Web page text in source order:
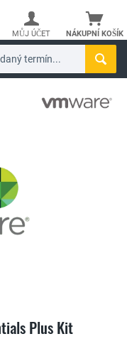
NÁKUPNÍ KOŠÍK
MŮJ ÚČET
Plus Kit